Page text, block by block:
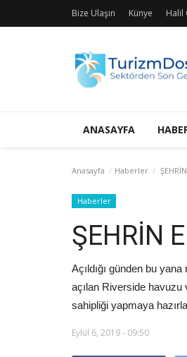
Bize Ulaşın Künye Halil
ANASAYFA
Anasayfa Haberler
Haberler
ŞEHRİN
Açıldığı günden bu
açılan Riverside havuzu
sahipliği yapmaya
Eylül 6, 2019 - 09:50